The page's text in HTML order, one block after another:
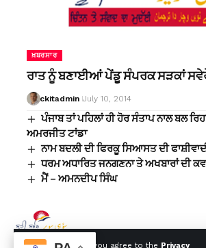
By using this site, you agree to the Privacy
ਖ਼ਬਰਸਾਰ
ਰਾਤ ਨੂੰ ਬਣਾਈਆਂ ਪੇਂਡੂ ਸੰਪਰਕ ਸੜਕਾਂ
ckitadmin July 10, 2014
ਪੰਜਾਬ ਤਾਂ ਪਹਿਲਾਂ ਹੀ ਹੋਰ ਸੰਤਾਪ ਨਾਲ ਬਲ
ਅਮਰਜੀਤ ਟਾਂਡਾ
ਨਾਮ ਬਦਲੀ ਦੀ ਫਿਰਕੂ ਸਿਆਸਤ ਦੀ
ਧਰਮ ਅਧਾਰਿਤ ਜਨਗਣਨਾ ਤੇ ਅਖਬਾਰਾਂ ਦੀ
ਮੈਂ – ਅਮਨਦੀਪ ਸਿੰਘ